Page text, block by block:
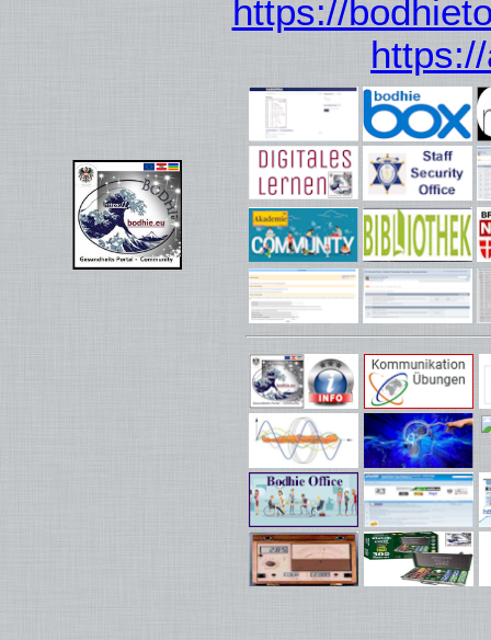
https://